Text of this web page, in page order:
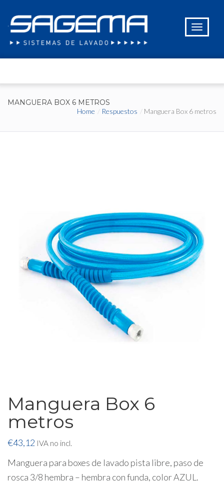
MANGUERA BOX 6 METROS
Home Respuestos Manguera Box 6 metros
Manguera Box 6
metros
€43,12 IVA no incl.
Manguera para boxes de lavado pista libre, paso de
rosca 3/8 hembra – hembra con funda, color AZUL.